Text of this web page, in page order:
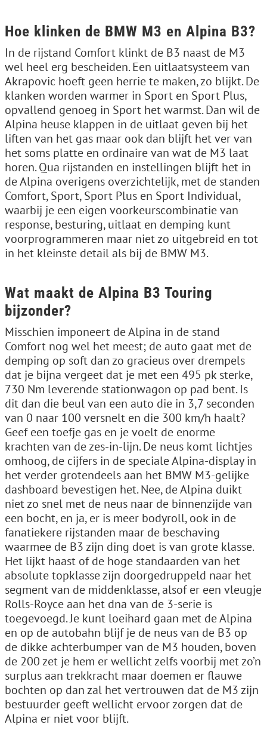
Hoe klinken de BMW M3 en Alpina B3?
In de rijstand Comfort klinkt de B3 naast de M3
wel heel erg bescheiden. Een uitlaatsysteem van
Akrapovic hoeft geen herrie te maken, zo blijkt. De
klanken worden warmer in Sport en Sport Plus,
opvallend genoeg in Sport het warmst. Dan wil de
Alpina heuse klappen in de uitlaat geven bij het
liften van het gas maar ook dan blijft het ver van
het soms platte en ordinaire van wat de M3 laat
horen. Qua rijstanden en instellingen blijft het in
de Alpina overigens overzichtelijk, met de standen
Comfort, Sport, Sport Plus en Sport Individual,
waarbij je een eigen voorkeurscombinatie van
response, besturing, uitlaat en demping kunt
voorprogrammeren maar niet zo uitgebreid en tot
in het kleinste detail als bij de BMW M3.
Wat maakt de Alpina B3 Touring
bijzonder?
Misschien imponeert de Alpina in de stand
Comfort nog wel het meest; de auto gaat met de
demping op soft dan zo gracieus over drempels
dat je bijna vergeet dat je met een 495 pk sterke,
730 Nm leverende stationwagon op pad bent. Is
dit dan die beul van een auto die in 3,7 seconden
van 0 naar 100 versnelt en die 300 km/h haalt?
Geef een toefje gas en je voelt de enorme
krachten van de zes-in-lijn. De neus komt lichtjes
omhoog, de cijfers in de speciale Alpina-display in
het verder grotendeels aan het BMW M3-gelijke
dashboard bevestigen het. Nee, de Alpina duikt
niet zo snel met de neus naar de binnenzijde van
een bocht, en ja, er is meer bodyroll, ook in de
fanatiekere rijstanden maar de beschaving
waarmee de B3 zijn ding doet is van grote klasse.
Het lijkt haast of de hoge standaarden van het
absolute topklasse zijn doorgedruppeld naar het
segment van de middenklasse, alsof er een vleugje
Rolls-Royce aan het dna van de 3-serie is
toegevoegd. Je kunt loeihard gaan met de Alpina
en op de autobahn blijf je de neus van de B3 op
de dikke achterbumper van de M3 houden, boven
de 200 zet je hem er wellicht zelfs voorbij met zo’n
surplus aan trekkracht maar doemen er flauwe
bochten op dan zal het vertrouwen dat de M3 zijn
bestuurder geeft wellicht ervoor zorgen dat de
Alpina er niet voor blijft.